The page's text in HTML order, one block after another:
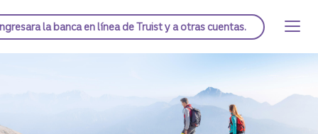
al
contenido
Página de inicio de Truist
a la banca en línea de Truist y a otras cuentas.
Banca personal y